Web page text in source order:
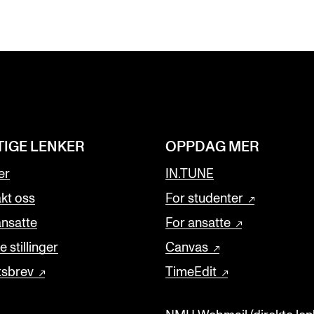
LENKER
oss
stillinger
OPPDAG MER
IN.TUNE
For studenter
For ansatte
Canvas
TimeEdit